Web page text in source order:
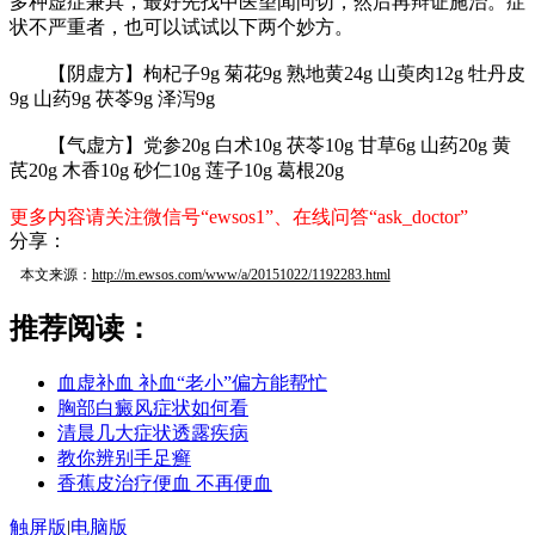
状不严重者，也可以试试以下两个妙方。
【阴虚方】枸杞子9g 菊花9g 熟地黄24g 山萸肉12g 牡丹皮
9g 山药9g 茯苓9g 泽泻9g
【气虚方】党参20g 白术10g 茯苓10g 甘草6g 山药20g 黄
芪20g 木香10g 砂仁10g 莲子10g 葛根20g
更多内容请关注微信号“ewsos1”、在线问答“ask_doctor”
分享：
本文来源： http://m.ewsos.com/www/a/20151022/1192283.html
推荐阅读：
血虚补血 补血“老小”偏方能帮忙
胸部白癜风症状如何看
清晨几大症状透露疾病
教你辨别手足癣
香蕉皮治疗便血 不再便血
触屏版|电脑版